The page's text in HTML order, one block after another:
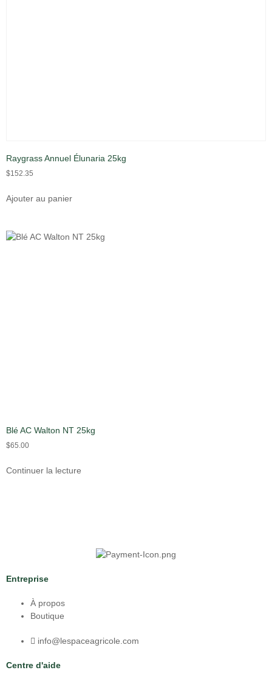
Raygrass Annuel Élunaria 25kg
$152.35
Ajouter au panier
Blé AC Walton NT 25kg
$65.00
Continuer la lecture
Entreprise
À propos
Boutique
info@lespaceagricole.com
Centre d'aide